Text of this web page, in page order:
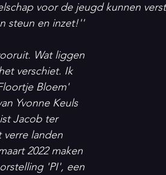
voor de jeugd kunnen
steun en inzet!''
Wat liggen
verschiet. Ik
Bloem'
Yvonne Keuls
Jacob ter
verre landen
2022 maken
'PI', een